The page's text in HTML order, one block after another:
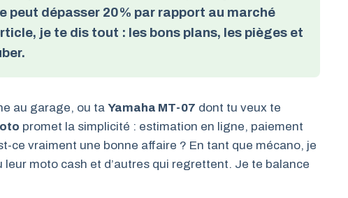
peut dépasser 20% par rapport au marché
je te dis tout : les bons plans, les pièges et
au garage, ou ta Yamaha MT-07 dont tu veux te
promet la simplicité : estimation en ligne, paiement
ce vraiment une bonne affaire ? En tant que mécano, je
moto cash et d’autres qui regrettent. Je te balance